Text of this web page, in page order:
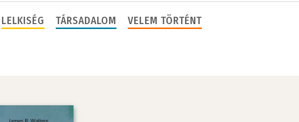
LELKISÉG TÁRSADALOM VELEM TÖRTÉNT